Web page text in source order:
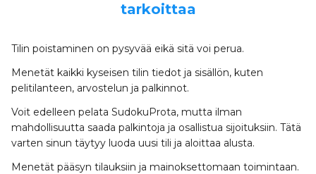
tarkoittaa
Tilin poistaminen on pysyvää eikä sitä voi perua.
Menetät kaikki kyseisen tilin tiedot ja sisällön, kuten
pelitilanteen, arvostelun ja palkinnot.
Voit edelleen pelata SudokuProta, mutta ilman
mahdollisuutta saada palkintoja ja osallistua sijoituksiin. Tätä
varten sinun täytyy luoda uusi tili ja aloittaa alusta.
Menetät pääsyn tilauksiin ja mainoksettomaan toimintaan.